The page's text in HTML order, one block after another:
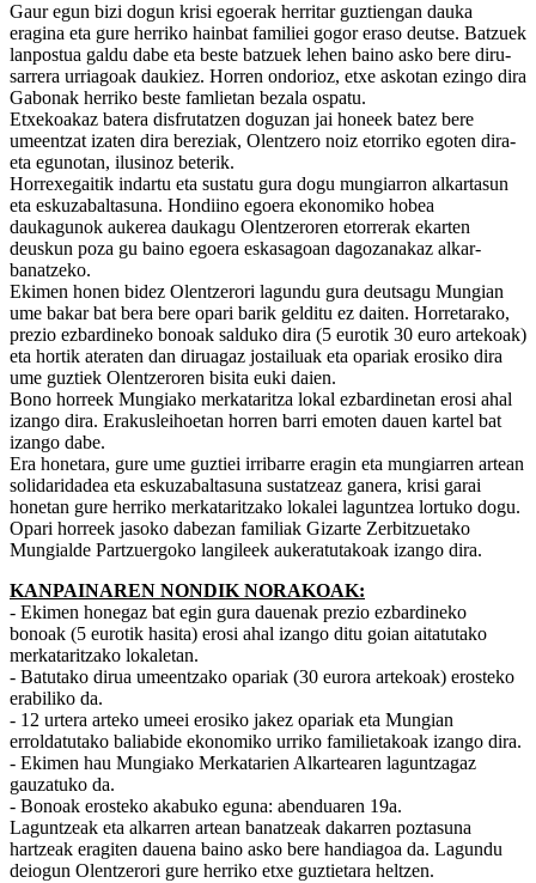
Gaur egun bizi dogun krisi egoerak herritar guztiengan dauka
eragina eta gure herriko hainbat familiei gogor eraso deutse. Batzuek
lanpostua galdu dabe eta beste batzuek lehen baino asko bere diru-
sarrera urriagoak daukiez. Horren ondorioz, etxe askotan ezingo dira
Gabonak herriko beste famlietan bezala ospatu.
Etxekoakaz batera disfrutatzen doguzan jai honeek batez bere
umeentzat izaten dira bereziak, Olentzero noiz etorriko egoten dira-
eta egunotan, ilusinoz beterik.
Horrexegaitik indartu eta sustatu gura dogu mungiarron alkartasun
eta eskuzabaltasuna. Hondiino egoera ekonomiko hobea
daukagunok aukerea daukagu Olentzeroren etorrerak ekarten
deuskun poza gu baino egoera eskasagoan dagozanakaz alkar-
banatzeko.
Ekimen honen bidez Olentzerori lagundu gura deutsagu Mungian
ume bakar bat bera bere opari barik gelditu ez daiten. Horretarako,
prezio ezbardineko bonoak salduko dira (5 eurotik 30 euro artekoak)
eta hortik ateraten dan diruagaz jostailuak eta opariak erosiko dira
ume guztiek Olentzeroren bisita euki daien.
Bono horreek Mungiako merkataritza lokal ezbardinetan erosi ahal
izango dira. Erakusleihoetan horren barri emoten dauen kartel bat
izango dabe.
Era honetara, gure ume guztiei irribarre eragin eta mungiarren artean
solidaridadea eta eskuzabaltasuna sustatzeaz ganera, krisi garai
honetan gure herriko merkataritzako lokalei laguntzea lortuko dogu.
Opari horreek jasoko dabezan familiak Gizarte Zerbitzuetako
Mungialde Partzuergoko langileek aukeratutakoak izango dira.
KANPAINAREN NONDIK NORAKOAK:
- Ekimen honegaz bat egin gura dauenak prezio ezbardineko
bonoak (5 eurotik hasita) erosi ahal izango ditu goian aitatutako
merkataritzako lokaletan.
- Batutako dirua umeentzako opariak (30 eurora artekoak) erosteko
erabiliko da.
- 12 urtera arteko umeei erosiko jakez opariak eta Mungian
erroldatutako baliabide ekonomiko urriko familietakoak izango dira.
- Ekimen hau Mungiako Merkatarien Alkartearen laguntzagaz
gauzatuko da.
- Bonoak erosteko akabuko eguna: abenduaren 19a.
Laguntzeak eta alkarren artean banatzeak dakarren poztasuna
hartzeak eragiten dauena baino asko bere handiagoa da. Lagundu
deiogun Olentzerori gure herriko etxe guztietara heltzen.